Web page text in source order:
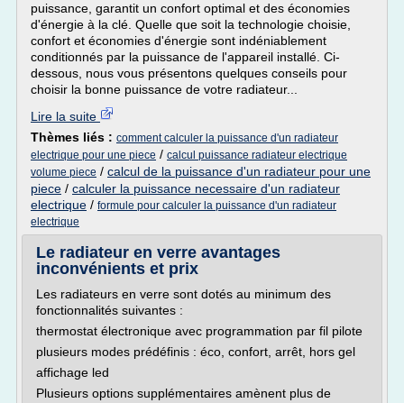
puissance, garantit un confort optimal et des économies
d'énergie à la clé. Quelle que soit la technologie choisie,
confort et économies d'énergie sont indéniablement
conditionnés par la puissance de l'appareil installé. Ci-
dessous, nous vous présentons quelques conseils pour
choisir la bonne puissance de votre radiateur...
Lire la suite
Thèmes liés : comment calculer la puissance d'un radiateur
electrique pour une piece / calcul puissance radiateur electrique
volume piece / calcul de la puissance d'un radiateur pour une
piece / calculer la puissance necessaire d'un radiateur
electrique / formule pour calculer la puissance d'un radiateur
electrique
Le radiateur en verre avantages
inconvénients et prix
Les radiateurs en verre sont dotés au minimum des
fonctionnalités suivantes :
thermostat électronique avec programmation par fil pilote
plusieurs modes prédéfinis : éco, confort, arrêt, hors gel
affichage led
Plusieurs options supplémentaires amènent plus de